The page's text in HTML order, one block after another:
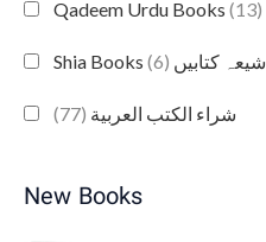
(13)
Shia Books شیعہ کتابیں (6)
شراء الكتب العربية (77)
New Books